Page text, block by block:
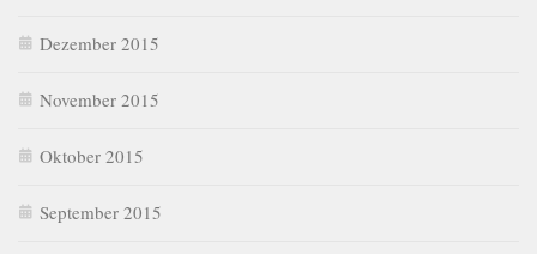
Dezember 2015
November 2015
Oktober 2015
September 2015